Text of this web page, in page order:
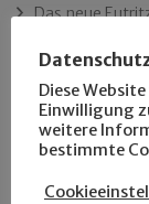
Das neue
Der Leipziger
Rennfahrer in
Zu Fuß durch
Diese
Einwilligung
weitere
bestimmte